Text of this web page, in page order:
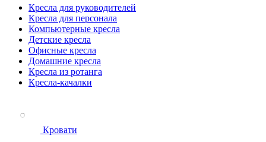
Кресла для руководителей
Кресла для персонала
Компьютерные кресла
Детские кресла
Офисные кресла
Домашние кресла
Кресла из ротанга
Кресла-качалки
Кровати